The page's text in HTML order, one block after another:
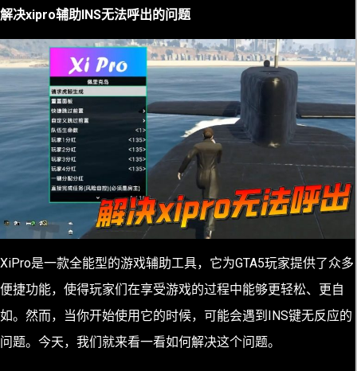
解决xipro辅助INS无法呼出的问题
XiPro是一款全能型的游戏辅助工具，它为GTA5玩家提供了众多
便捷功能，使得玩家们在享受游戏的过程中能够更轻松、更自
如。然而，当你开始使用它的时候，可能会遇到INS键无反应的
问题。今天，我们就来看一看如何解决这个问题。